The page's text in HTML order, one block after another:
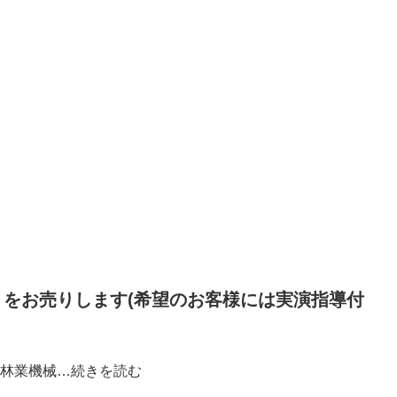
お売りします(希望のお客様には実演指導付
林業機械…続きを読む